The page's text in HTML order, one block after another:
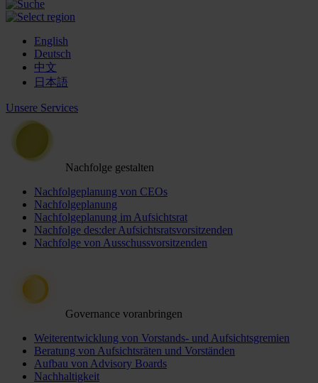
English
Deutsch
中文
日本語
Unsere Services
Nachfolge gestalten
Nachfolgeplanung von CEOs
Nachfolgeplanung
Nachfolgeplanung im Aufsichtsrat
Nachfolge des:der Aufsichtsratsvorsitzenden
Nachfolge von Ausschussvorsitzenden
Governance voranbringen
Weiterentwicklung von Vorstands- und Aufsichtsgremien
Beratung von Aufsichtsräten und Vorständen
Aufbau von Advisory Boards
Nachhaltigkeit